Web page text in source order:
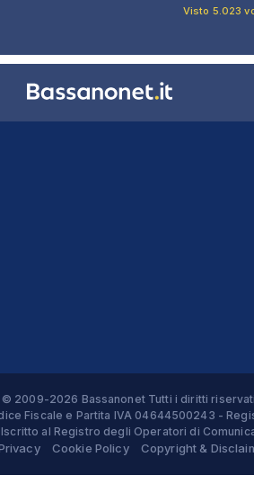
Visto 5.023
2009-2026 Bassanonet Tutti i diritti riservati
Fiscale e Partita IVA 04644500243 -
al Registro degli Operatori di
Cookie Policy Copyright &